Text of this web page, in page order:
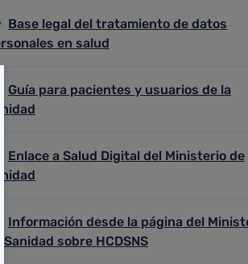
Base legal del tratamiento de datos
en salud
Guía para pacientes y usuarios de la
Enlace a Salud Digital del Ministerio de
Información desde la página del
Sanidad sobre HCDSNS